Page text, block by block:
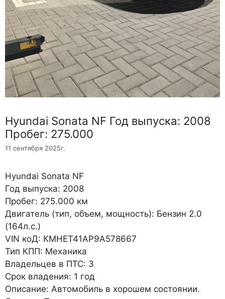
Hyundai Sonata NF Год выпуска: 2008
Пробег: 275.000
11 сентября 2025г.
Hyundai Sonata NF
Год выпуска: 2008
Пробег: 275.000 км
Двигатель (тип, объем, мощность): Бензин 2.0
(164л.с.)
VIN коД: КМНЕТ41AP9A578667
Тип КПП: Механика
Владельцев в ПТС: 3
Срок владения: 1 год
Описание: Автомобиль в хорошем состоянии.